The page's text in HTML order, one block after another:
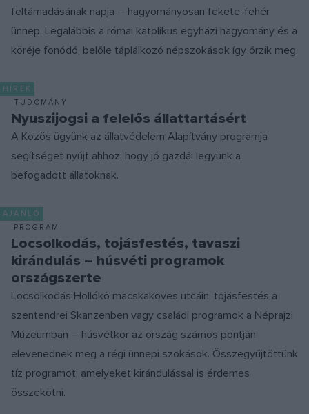
feltámadásának napja – hagyományosan fekete-fehér
ünnep. Legalábbis a római katolikus egyházi hagyomány és a
köréje fonódó, belőle táplálkozó népszokások így őrzik meg.
HÍREK
TUDOMÁNY
Nyuszijogsi a felelős állattartásért
A Közös ügyünk az állatvédelem Alapítvány programja
segítséget nyújt ahhoz, hogy jó gazdái legyünk a
befogadott állatoknak.
AJÁNLÓ
PROGRAM
Locsolkodás, tojásfestés, tavaszi
kirándulás – húsvéti programok
országszerte
Locsolkodás Hollókő macskaköves utcáin, tojásfestés a
szentendrei Skanzenben vagy családi programok a Néprajzi
Múzeumban – húsvétkor az ország számos pontján
elevenednek meg a régi ünnepi szokások. Összegyűjtöttünk
tíz programot, amelyeket kirándulással is érdemes
összekötni.